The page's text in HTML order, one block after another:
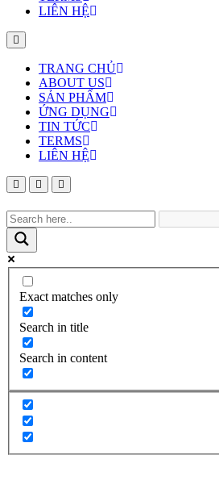
LIÊN HỆ
TRANG CHỦ
ABOUT US
SẢN PHẨM
ỨNG DỤNG
TIN TỨC
TERMS
LIÊN HỆ
Exact matches only
Search in title
Search in content